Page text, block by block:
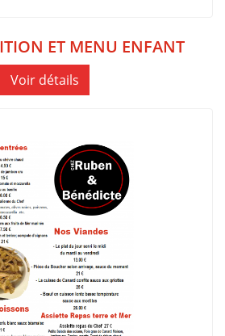
ET MENU ENFANT
Voir détails